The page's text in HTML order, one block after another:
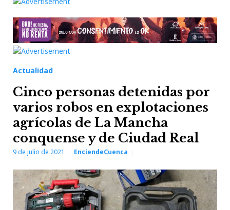
Actualidad
Cinco personas detenidas por
varios robos en explotaciones
agrícolas de La Mancha
conquense y de Ciudad Real
9 de julio de 2021 EnciendeCuenca